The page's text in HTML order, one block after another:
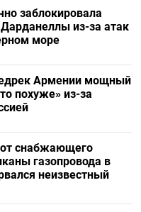
заблокировала
из-за атак
море
Армении мощный
похуже» из-за
от снабжающего
газопровода в
неизвестный